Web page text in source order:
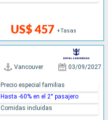
US$ 457 +Tasas
Vancouver 03/09/2027
Precio especial familias
Hasta -60% en el 2° pasajero
Comidas incluidas